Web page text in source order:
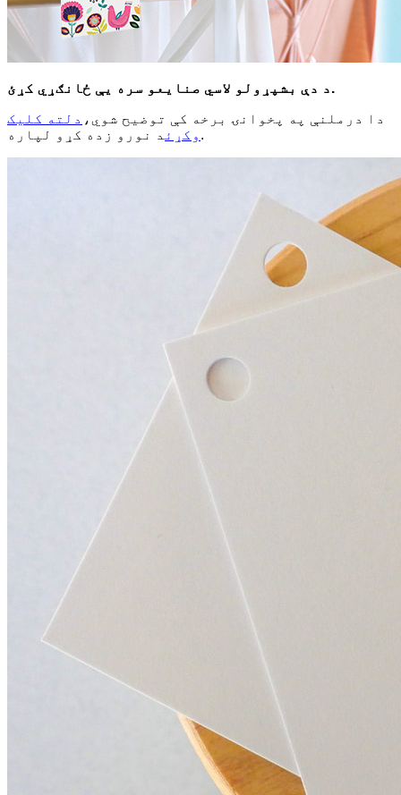
د دې بشپړولو لاسي صنایعو سره یې ځانګړي کړئ.
دا درملنې په پخوانۍ برخه کې توضیح شوي، دلته کلیک
وکړئ د نورو زده کړو لپاره.